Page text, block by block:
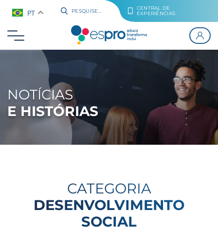
PT PESQUISE...
CENTRAL DE
EXPERIÊNCIAS
NOTÍCIAS
E HISTÓRIAS
CATEGORIA
DESENVOLVIMENTO
SOCIAL